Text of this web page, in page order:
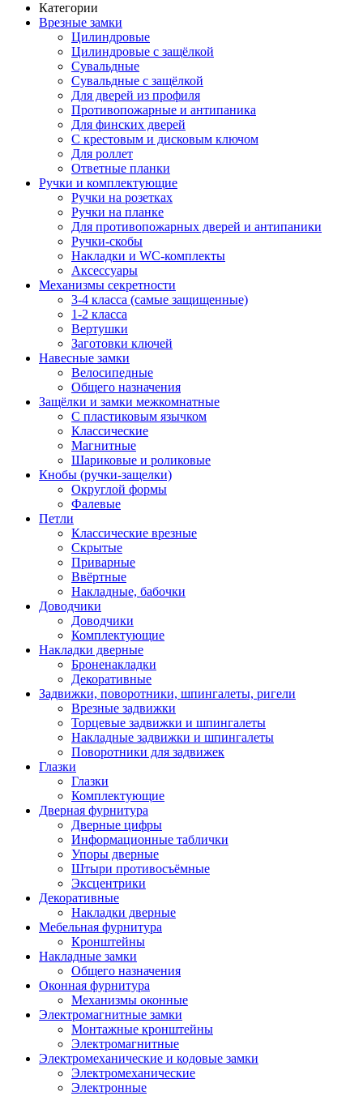
Категории
Врезные замки
Цилиндровые
Цилиндровые с защёлкой
Сувальдные
Сувальдные с защёлкой
Для дверей из профиля
Противопожарные и антипаника
Для финских дверей
С крестовым и дисковым ключом
Для роллет
Ответные планки
Ручки и комплектующие
Ручки на розетках
Ручки на планке
Для противопожарных дверей и антипаники
Ручки-скобы
Накладки и WC-комплекты
Аксессуары
Механизмы секретности
3-4 класса (самые защищенные)
1-2 класса
Вертушки
Заготовки ключей
Навесные замки
Велосипедные
Общего назначения
Защёлки и замки межкомнатные
С пластиковым язычком
Классические
Магнитные
Шариковые и роликовые
Кнобы (ручки-защелки)
Округлой формы
Фалевые
Петли
Классические врезные
Скрытые
Приварные
Ввёртные
Накладные, бабочки
Доводчики
Доводчики
Комплектующие
Накладки дверные
Броненакладки
Декоративные
Задвижки, поворотники, шпингалеты, ригели
Врезные задвижки
Торцевые задвижки и шпингалеты
Накладные задвижки и шпингалеты
Поворотники для задвижек
Глазки
Глазки
Комплектующие
Дверная фурнитура
Дверные цифры
Информационные таблички
Упоры дверные
Штыри противосъёмные
Эксцентрики
Декоративные
Накладки дверные
Мебельная фурнитура
Кронштейны
Накладные замки
Общего назначения
Оконная фурнитура
Механизмы оконные
Электромагнитные замки
Монтажные кронштейны
Электромагнитные
Электромеханические и кодовые замки
Электромеханические
Электронные